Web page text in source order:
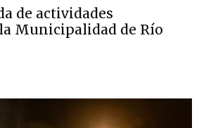
de actividades
Municipalidad de Río